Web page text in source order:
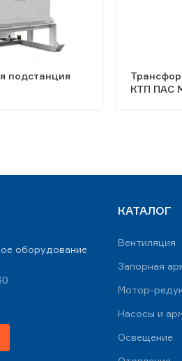
подстанция
КТП ПАС
оборудование
КАТАЛОГ
Вентиляция
Запорная
Мотор-
Насосы и
Освещение